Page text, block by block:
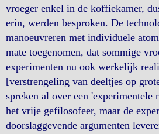
vroeger enkel in de koffiekamer,
erin, werden besproken. De
manoeuvreren met individuele
mate toegenomen, dat sommige
experimenten nu ook werkelijk
[verstrengeling van deeltjes op
spreken al over een 'experimentele
het vrije gefilosofeer, maar de
doorslaggevende argumenten